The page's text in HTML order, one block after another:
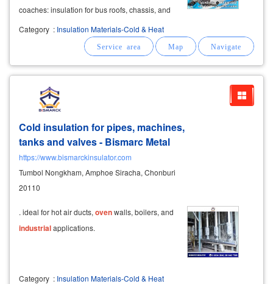
coaches: insulation for bus roofs, chassis, and
window pillars.
Category : Insulation Materials-Cold & Heat
Cold insulation for pipes, machines,
tanks and valves - Bismarc Metal
https://www.bismarckinsulator.com
Tumbol Nongkham, Amphoe Siracha, Chonburi
20110
. ideal for hot air ducts, ovenwalls, boilers, and
industrialapplications.
Category : Insulation Materials-Cold & Heat